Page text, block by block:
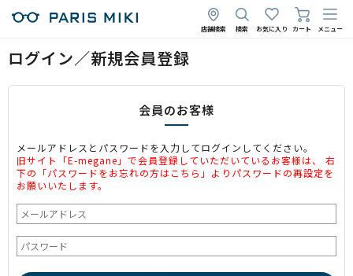
店舗検索 検索 お気に入り カート メニュー
ログイン／新規会員登録
会員のお客様
メールアドレスとパスワードを入力してログインしてください。
旧サイト「E-megane」で会員登録していただいているお客様は、 右
下の「パスワードをお忘れの方はこちら」よりパスワードの再設定を
お願いいたします。